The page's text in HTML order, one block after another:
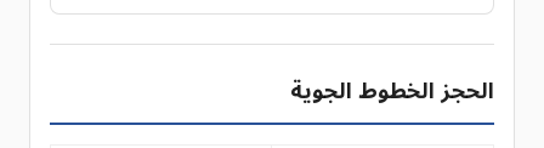
الحجز الخطوط الجوية